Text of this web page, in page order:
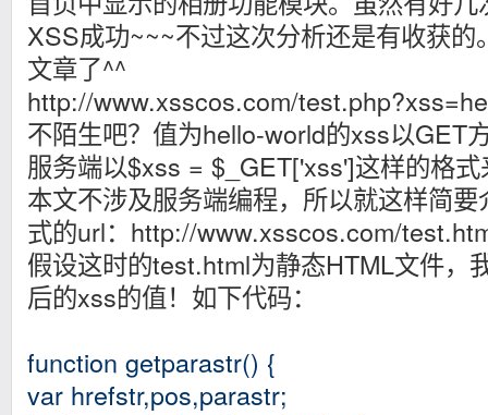
XSS成功~~~不过这次分析还是有收获的
文章了^^
http://www.xsscos.com/
不陌生吧？ 值为hello-world的xss以GET
服务端以$xss = $_GET['xss']这样的格
本文不涉及服务端编程，所以就这样简
式的url：http://www.xsscos.com/
假设这时的test.html为静态HTML文件，
后的xss的值！如下代码：
function getparastr() {
var hrefstr,pos,parastr;